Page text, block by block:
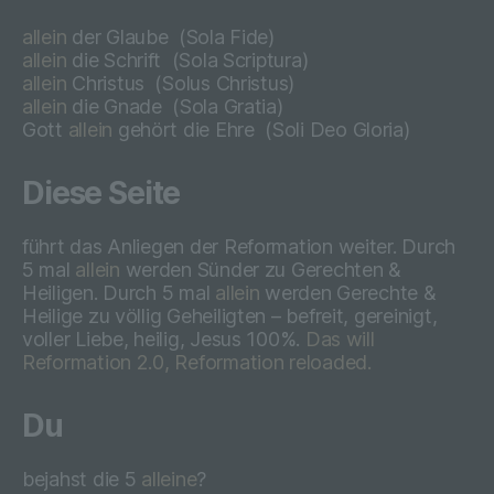
allein der Glaube (Sola Fide)
allein die Schrift
(Sola Scriptura)
allein Christus (Solus Christus)
allein die Gnade (Sola Gratia)
Gott allein gehört die Ehre (Soli Deo Gloria)
Diese Seite
führt das Anliegen der Reformation weiter. Durch
5 mal allein werden Sünder zu Gerechten &
Heiligen. Durch 5 mal allein werden Gerechte &
Heilige zu völlig Geheiligten – befreit, gereinigt,
voller Liebe, heilig, Jesus 100%. Das will
Reformation 2.0, Reformation reloaded.
Du
bejahst die 5 alleine?
betreffenden personenbezogenen Daten
einverstanden ist.
Name und Anschrift des für die Verarbeitung
Verantwortlichen
Verantwortlicher im Sinne der Datenschutz-
Grundverordnung, sonstiger in den
Mitgliedstaaten der Europäischen Union
geltenden Datenschutzgesetze und anderer
Bestimmungen mit datenschutzrechtlichem
Charakter ist die:
Heino Weidmann